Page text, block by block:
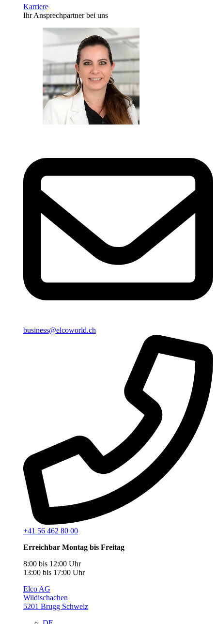
Karriere
Ihr Ansprechpartner bei uns
business@elcoworld.ch
+41 56 462 80 00
Erreichbar Montag bis Freitag
8:00 bis 12:00 Uhr
13:00 bis 17:00 Uhr
Elco AG
Wildischachen
5201 Brugg Schweiz